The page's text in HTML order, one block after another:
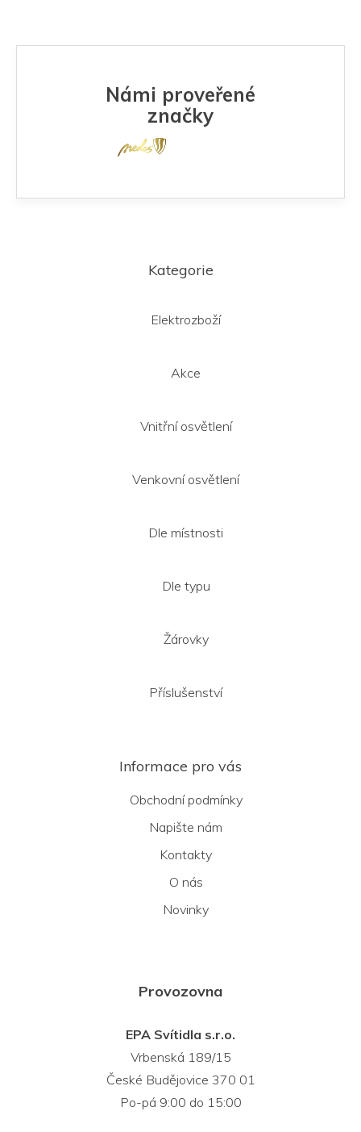
Námi proveřené
značky
Kategorie
Elektrozboží
Akce
Vnitřní osvětlení
Venkovní osvětlení
Dle místnosti
Dle typu
Žárovky
Příslušenství
Informace pro vás
Obchodní podmínky
Napište nám
Kontakty
O nás
Novinky
Provozovna
EPA Svítidla s.r.o.
Vrbenská 189/15
České Budějovice 370 01
Po-pá 9:00 do 15:00